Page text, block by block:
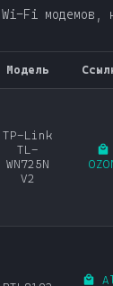
Wi-Fi модемов,
Модель
TP-Link
TL-
WN725N
V2